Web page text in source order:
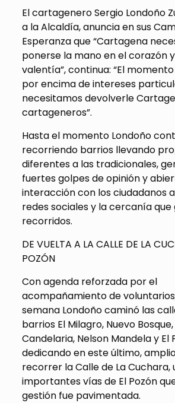
El cartagenero Sergio Londoño
a la Alcaldía, anuncia en sus
Esperanza que “Cartagena
ponerse la mano en el corazón
valentía”, continua: “El
por encima de intereses
necesitamos devolverle
cartageneros”.
Hasta el momento Londoño
recorriendo barrios llevando
diferentes a las tradicionales,
fuertes golpes de opinión y
interacción con los ciudadanos
redes sociales y la cercanía que
recorridos.
DE VUELTA A LA CALLE DE LA
POZÓN
Con agenda reforzada por el
acompañamiento de
semana Londoño caminó las
barrios El Milagro, Nuevo
Candelaria, Nelson Mandela y El
dedicando en este último,
recorrer la Calle de La Cuchara,
importantes vías de El Pozón
gestión fue pavimentada.